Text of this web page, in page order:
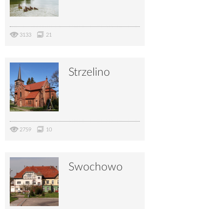
3133 21
Strzelino
2759 10
Swochowo